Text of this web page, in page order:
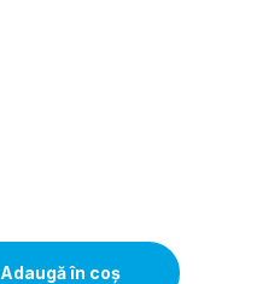
1-0-2, Hager | HI405R
Adaugă în coș